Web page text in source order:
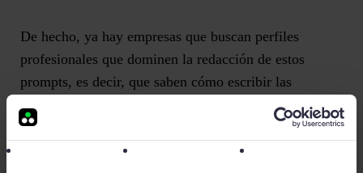
De hecho, ya hay empresas que buscan perfiles
profesionales que dominen la redacción de estos
prompts, es decir, que saben cómo escribir las
preguntas de una manera que ChatGPT les responda
con un texto relevante y que les ayude a crear un
contenido único y original para aplicarlo en su